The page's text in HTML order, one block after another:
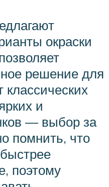
окраски
решение для
классических
и
— выбор за
помнить, что
поэтому